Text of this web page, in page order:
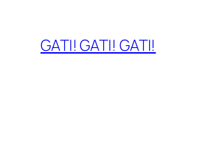
GATI! GATI! GATI!